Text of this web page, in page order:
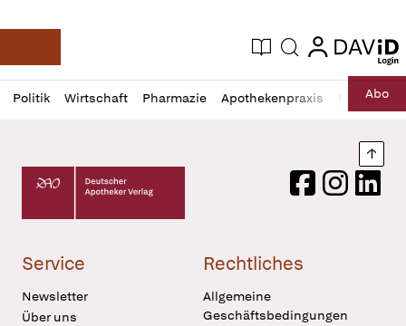
Deutsche Apotheker Zeitung
Aktuelle Ausgabe
Suche login
login
Politik Wirtschaft Pharmazie Apothekenpraxis RechtAbo
Profil
öffnen
Daz
Pur
Deutscher Apotheker Verlag Logo
FacebookInstagram
Service
Newsletter
Über uns
Rechtliches
Allgemeine
Geschäftsbedingungen